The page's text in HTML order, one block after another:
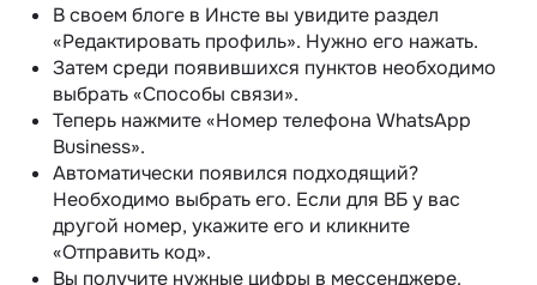
В своем блоге в Инсте вы увидите раздел
«Редактировать профиль». Нужно его нажать.
Затем среди появившихся пунктов необходимо
выбрать «Способы связи».
Теперь нажмите «Номер телефона WhatsApp
Business».
Автоматически появился подходящий?
Необходимо выбрать его. Если для ВБ у вас
другой номер, укажите его и кликните
«Отправить код».
Вы получите нужные цифры в мессенджере.